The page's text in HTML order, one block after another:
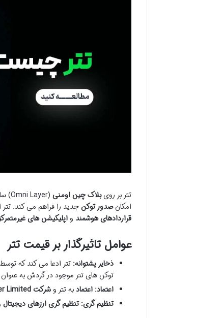
تتر بر رویبلاک چین اومنی (Omni Layer) ساخته شده است. این بلوک چین یک
امکانصدور توکنجدید را فراهم می کند. تتر
قراردادهای هوشمند واپلیکیشن های
عوامل تاثیرگذار بر قیمت تتر
ذخایر پشتوانه: تتر ادعا می کند که
توکن های تتر موجود در گردش به
اعتماد: اعتمادبه تتر وشرکت Tether Limited
تنظیم گری: تنظیم گری ارزهای دیجیتال